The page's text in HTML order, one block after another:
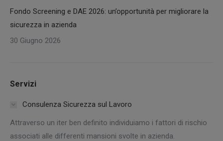
Fondo Screening e DAE 2026: un’opportunità per migliorare la
sicurezza in azienda
30 Giugno 2026
Servizi
Consulenza Sicurezza sul Lavoro
Attraverso un iter ben definito individuiamo i fattori di rischio
associati alle differenti mansioni svolte in azienda.